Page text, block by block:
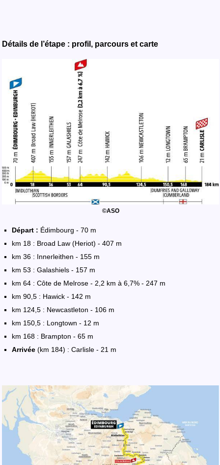
Détails de l’étape : profil, parcours et carte
©ASO
Départ : Édimbourg - 70 m
km 18 : Broad Law (Heriot) - 407 m
km 36 : Innerleithen - 155 m
km 53 : Galashiels - 157 m
km 64 : Côte de Melrose - 2,2 km à 6,7% - 247 m
km 90,5 : Hawick - 142 m
km 124,5 : Newcastleton - 106 m
km 150,5 : Longtown - 12 m
km 168 : Brampton - 65 m
Arrivée (km 184) : Carlisle - 21 m